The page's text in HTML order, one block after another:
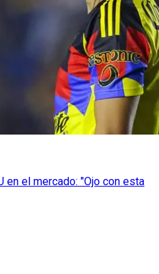
en el mercado: "Ojo con esta